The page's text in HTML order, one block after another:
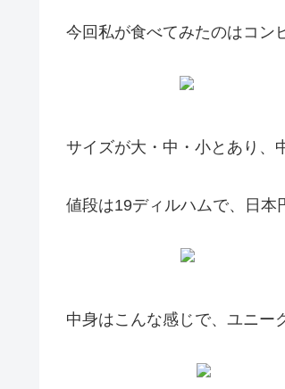
今回私が食べてみたのはコン
サイズが大・中・小とあり、
値段は19ディルハムで、日本
中身はこんな感じで、ユニー